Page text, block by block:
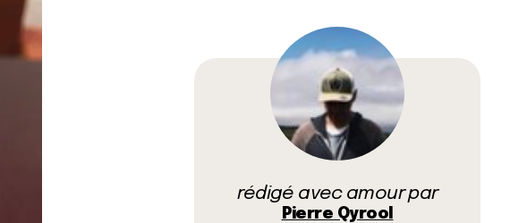
rédigé avec amour par
Pierre Qyrool